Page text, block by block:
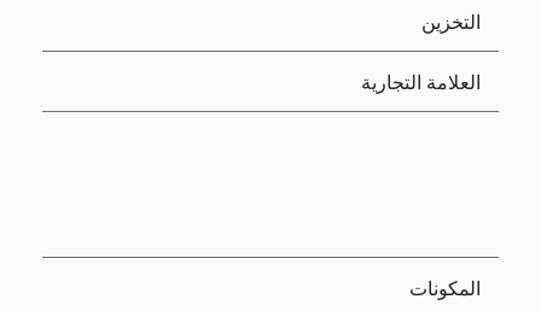
التخزين
العلامة التجارية
المكونات